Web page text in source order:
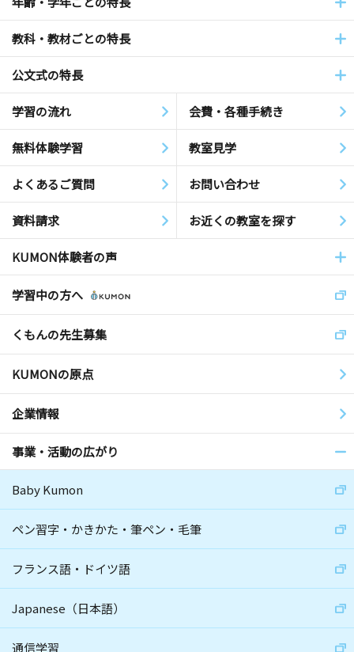
教科・教材ごとの特長
公文式の特長
学習の流れ 会費・各種手続き
無料体験学習 教室見学
よくあるご質問 お問い合わせ
資料請求 お近くの教室を探す
KUMON体験者の声
学習中の方へ
くもんの先生募集
KUMONの原点
企業情報
事業・活動の広がり
Baby Kumon
ペン習字・かきかた・筆ペン・毛筆
フランス語・ドイツ語
Japanese（日本語）
通信学習